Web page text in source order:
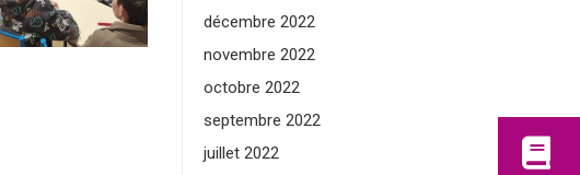
décembre 2022
novembre 2022
octobre 2022
septembre 2022
juillet 2022